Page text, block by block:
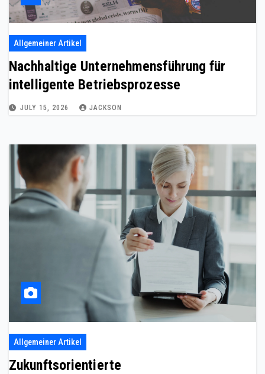
Allgemeiner Artikel
Nachhaltige Unternehmensführung für
intelligente Betriebsprozesse
JULY 15, 2026 JACKSON
Allgemeiner Artikel
Zukunftsorientierte